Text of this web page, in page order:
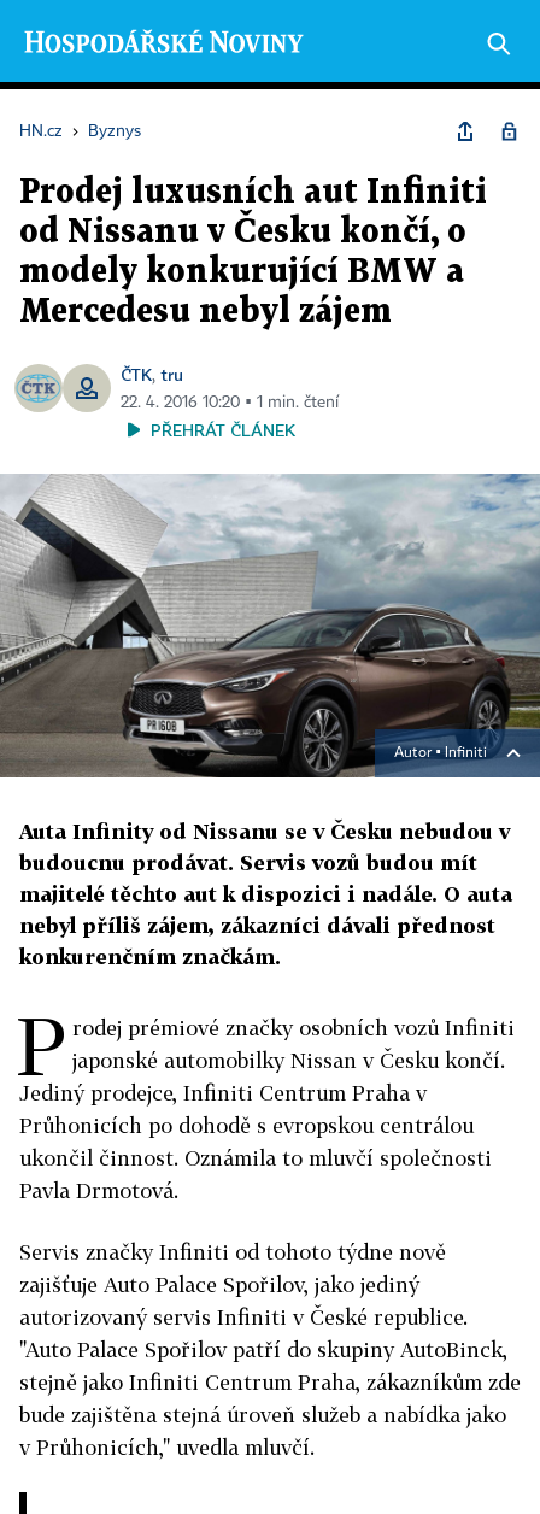
HN.cz › Byznys
Prodej luxusních aut Infiniti
od Nissanu v Česku končí, o
modely konkurující BMW a
Mercedesu nebyl zájem
ČTK, tru
22. 4. 2016 10:20 ▪ 1 min. čtení
PŘEHRÁT ČLÁNEK
Autor ▪Infiniti
Auta Infinity od Nissanu se v Česku nebudou v
budoucnu prodávat. Servis vozů budou mít
majitelé těchto aut k dispozici i nadále. O auta
nebyl příliš zájem, zákazníci dávali přednost
konkurenčním značkám.
P rodej prémiové značky osobních vozů Infiniti
japonské automobilky Nissan v Česku končí.
Jediný prodejce, Infiniti Centrum Praha v
Průhonicích po dohodě s evropskou centrálou
ukončil činnost. Oznámila to mluvčí společnosti
Pavla Drmotová.
Servis značky Infiniti od tohoto týdne nově
zajišťuje Auto Palace Spořilov, jako jediný
autorizovaný servis Infiniti v České republice.
"Auto Palace Spořilov patří do skupiny AutoBinck,
stejně jako Infiniti Centrum Praha, zákazníkům zde
bude zajištěna stejná úroveň služeb a nabídka jako
v Průhonicích," uvedla mluvčí.